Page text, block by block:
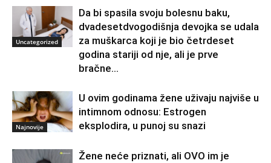
Uncategorized
Da bi spasila svoju bolesnu baku,
dvadesetdvogodišnja devojka se udala
za muškarca koji je bio četrdeset
godina stariji od nje, ali je prve
bračne...
Najnovije
U ovim godinama žene uživaju najviše u
intimnom odnosu: Estrogen
eksplodira, u punoj su snazi
Žene neće priznati, ali OVO im je